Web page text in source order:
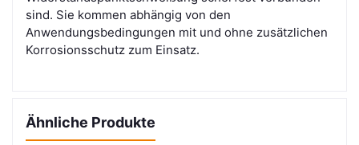
sind. Sie kommen abhängig von den
Anwendungsbedingungen mit und ohne zusätzlichen
Korrosionsschutz zum Einsatz.
Ähnliche Produkte